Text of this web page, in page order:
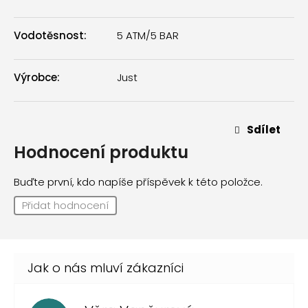
Vodotěsnost: 5 ATM/5 BAR
Výrobce: Just
Sdílet
Hodnocení produktu
Buďte první, kdo napíše příspěvek k této položce.
Přidat hodnocení